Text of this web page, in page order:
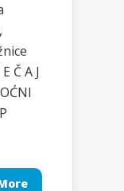
Č A J